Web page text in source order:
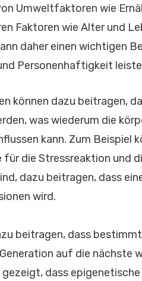
Umweltfaktoren wie
Faktoren wie Alter und
daher einen wichtigen
Personenhaftigkeit
können dazu beitragen,
was wiederum die
kann. Zum Beispiel
für die Stressreaktion und
dazu beitragen, dass
wird.
beitragen, dass
auf die nächste
dass epigenetische